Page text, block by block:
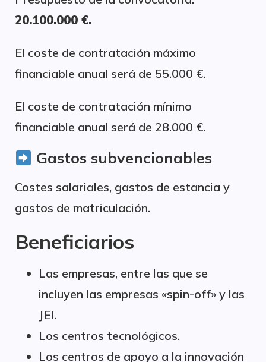
20.100.000 €.
El coste de contratación máximo
financiable anual será de 55.000 €.
El coste de contratación mínimo
financiable anual será de 28.000 €.
Gastos subvencionables
Costes salariales, gastos de estancia y
gastos de matriculación.
Beneficiarios
Las empresas, entre las que se
incluyen las empresas «spin-off» y las
JEI.
Los centros tecnológicos.
Los centros de apoyo a la innovación